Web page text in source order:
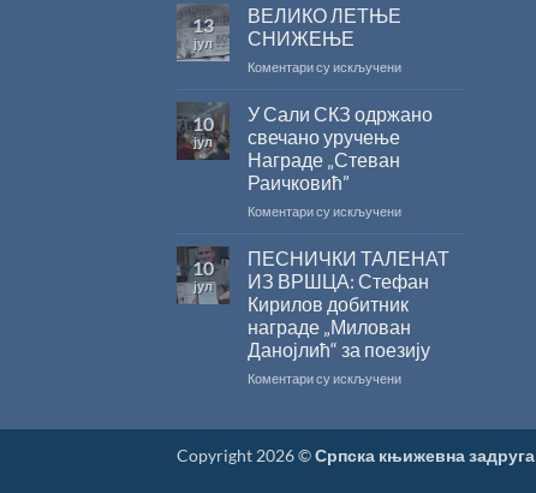
српском
ХРИСОВУЉЕ
2026.
13
јул
ВЕЛИКО ЛЕТЊЕ
СНИЖЕЊЕ
Коментари су искљученина
СНИЖЕЊЕ
10
јул
У Сали СКЗ одржано
свечано уручење
Награде „Стеван
Раичковић”
Коментари су искљученина
Сали
СКЗ
одржано
свечано
уручење
Награде
10
јул
ПЕСНИЧКИ ТАЛЕНАТ
ИЗ ВРШЦА: Стефан
Кирилов добитник
награде „Милован
Данојлић“ за поезију
Коментари су искљученина
ВРШЦА:
Copyright 2026 ©Српска књижевна задруга